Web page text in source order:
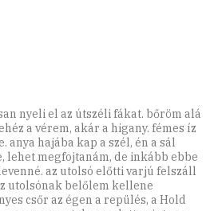
nyeli el az útszéli fákat. bőröm alá
a vérem, akár a higany. fémes íz
anya hajába kap a szél, én a sál
lehet megfojtanám, de inkább ebbe
az utolsó előtti varjú felszáll
utolsónak belőlem kellene
csőr az égen a repülés, a Hold